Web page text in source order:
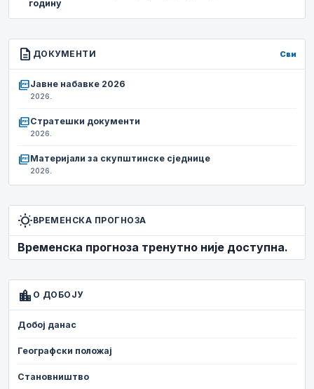
годину
description ДОКУМЕНТИ Сви
picture_as_pdfЈавне набавке 2026
2026.
picture_as_pdfСтратешки документи
2026.
picture_as_pdfМатеријали за скупштинске сједнице
2026.
wb_sunnyВРЕМЕНСКА ПРОГНОЗА
Временска прогноза тренутно није доступна.
location_city О ДОБОЈУ
Добој данас
Географски положај
Становништво